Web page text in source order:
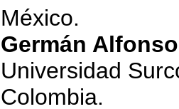
México.
Germán
Universidad
Colombia.